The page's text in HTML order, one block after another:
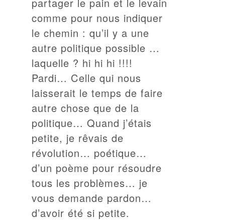
comme pour nous indiquer
le chemin : qu’il y a une
autre politique possible …
laquelle ? hi hi hi !!!!
Pardi… Celle qui nous
laisserait le temps de faire
autre chose que de la
politique… Quand j’étais
petite, je rêvais de
révolution… poétique…
d’un poème pour résoudre
tous les problèmes… je
vous demande pardon…
d’avoir été si petite.